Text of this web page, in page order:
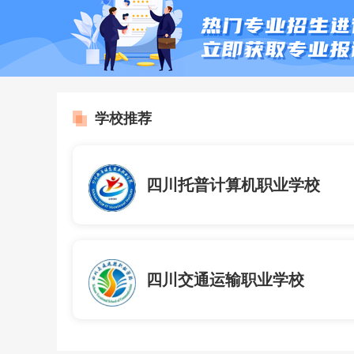
学校推荐
四川托普计算机职业学校
四川交通运输职业学校